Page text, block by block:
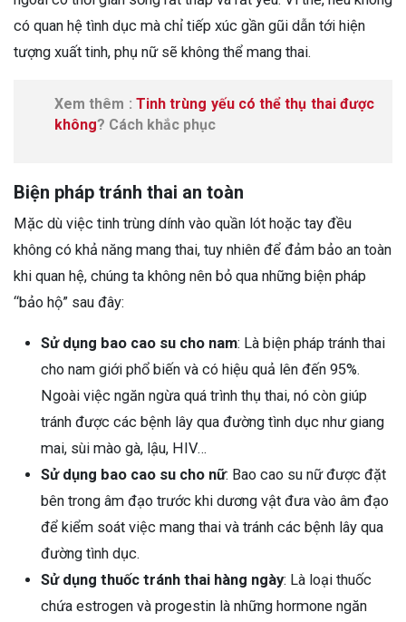
có quan hệ tình dục mà chỉ tiếp xúc gần gũi dẫn tới hiện
tượng xuất tinh, phụ nữ sẽ không thể mang thai.
Xem thêm : Tinh trùng yếu có thể thụ thai được
không? Cách khắc phục
Biện pháp tránh thai an toàn
Mặc dù việc tinh trùng dính vào quần lót hoặc tay đều
không có khả năng mang thai, tuy nhiên để đảm bảo an toàn
khi quan hệ, chúng ta không nên bỏ qua những biện pháp
“bảo hộ” sau đây:
Sử dụng bao cao su cho nam: Là biện pháp tránh thai
cho nam giới phổ biến và có hiệu quả lên đến 95%.
Ngoài việc ngăn ngừa quá trình thụ thai, nó còn giúp
tránh được các bệnh lây qua đường tình dục như giang
mai, sùi mào gà, lậu, HIV…
Sử dụng bao cao su cho nữ: Bao cao su nữ được đặt
bên trong âm đạo trước khi dương vật đưa vào âm đạo
để kiểm soát việc mang thai và tránh các bệnh lây qua
đường tình dục.
Sử dụng thuốc tránh thai hàng ngày: Là loại thuốc
chứa estrogen và progestin là những hormone ngăn